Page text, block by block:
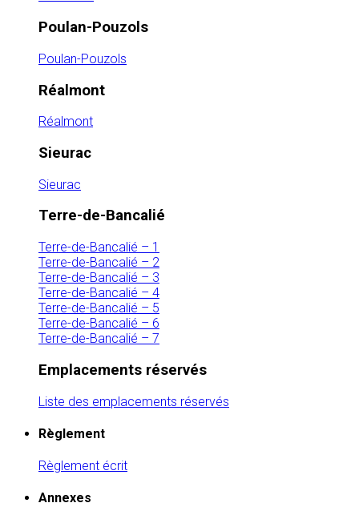
Poulan-Pouzols
Poulan-Pouzols
Réalmont
Réalmont
Sieurac
Sieurac
Terre-de-Bancalié
Terre-de-Bancalié – 1
Terre-de-Bancalié – 2
Terre-de-Bancalié – 3
Terre-de-Bancalié – 4
Terre-de-Bancalié – 5
Terre-de-Bancalié – 6
Terre-de-Bancalié – 7
Emplacements réservés
Liste des emplacements réservés
Règlement
Règlement écrit
Annexes